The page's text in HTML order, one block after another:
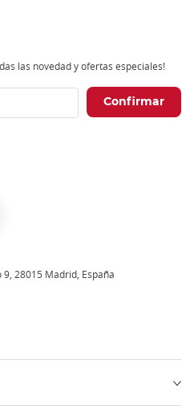
las novedad y ofertas especiales!
9, 28015 Madrid, España